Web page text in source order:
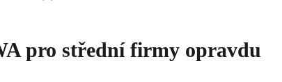
pro střední firmy opravdu